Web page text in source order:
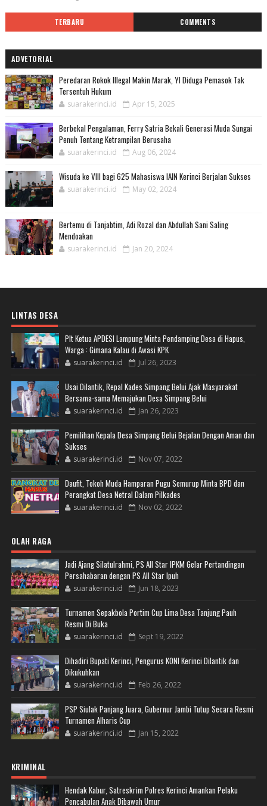
TERBARU COMMENTS
ADVETORIAL
Peredaran Rokok Illegal Makin Marak, YI Diduga Pemasok Tak
Tersentuh Hukum
suarakerinci.id Apr 15, 2025
Berbekal Pengalaman, Ferry Satria Bekali Generasi Muda Sungai
Penuh Tentang Ketrampilan Berusaha
suarakerinci.id Aug 06, 2024
Wisuda ke VIII bagi 625 Mahasiswa IAIN Kerinci Berjalan Sukses
suarakerinci.id May 02, 2024
Bertemu di Tanjabtim, Adi Rozal dan Abdullah Sani Saling
Mendoakan
suarakerinci.id Jan 20, 2024
LINTAS DESA
Plt Ketua APDESI Lampung Minta Pendamping Desa di Hapus,
Warga : Gimana Kalau di Awasi KPK
suarakerinci.id Jul 26, 2023
Usai Dilantik, Repal Kades Simpang Belui Ajak Masyarakat
Bersama-sama Memajukan Desa Simpang Belui
suarakerinci.id Jan 26, 2023
Pemilihan Kepala Desa Simpang Belui Bejalan Dengan Aman dan
Sukses
suarakerinci.id Nov 07, 2022
Daufit, Tokoh Muda Hamparan Pugu Semurup Minta BPD dan
Perangkat Desa Netral Dalam Pilkades
suarakerinci.id Nov 02, 2022
OLAH RAGA
Jadi Ajang Silatulrahmi, PS All Star IPKM Gelar Pertandingan
Persahabaran dengan PS All Star Ipuh
suarakerinci.id Jun 18, 2023
Turnamen Sepakbola Portim Cup Lima Desa Tanjung Pauh
Resmi Di Buka
suarakerinci.id Sept 19, 2022
Dihadiri Bupati Kerinci, Pengurus KONI Kerinci Dilantik dan
Dikukuhkan
suarakerinci.id Feb 26, 2022
PSP Siulak Panjang Juara, Gubernur Jambi Tutup Secara Resmi
Turnamen Alharis Cup
suarakerinci.id Jan 15, 2022
KRIMINAL
Hendak Kabur, Satreskrim Polres Kerinci Amankan Pelaku
Pencabulan Anak Dibawah Umur